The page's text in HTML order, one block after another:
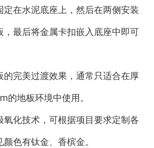
定在水泥底座上，然后在两侧安装
，最后将金属卡扣嵌入底座中即可
的完美过渡效果，通常只适合在厚
的地板环境中使用。
氧化技术，可根据项目要求定制各
色有钛金、香槟金。